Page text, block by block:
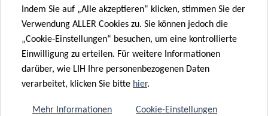
Indem Sie auf „Alle akzeptieren“ klicken, stimmen Sie der
Verwendung ALLER Cookies zu. Sie können jedoch die
„Cookie-Einstellungen“ besuchen, um eine kontrollierte
Einwilligung zu erteilen. Für weitere Informationen
darüber, wie LIH Ihre personenbezogenen Daten
verarbeitet, klicken Sie bitte hier.
Mehr Informationen Cookie-Einstellungen